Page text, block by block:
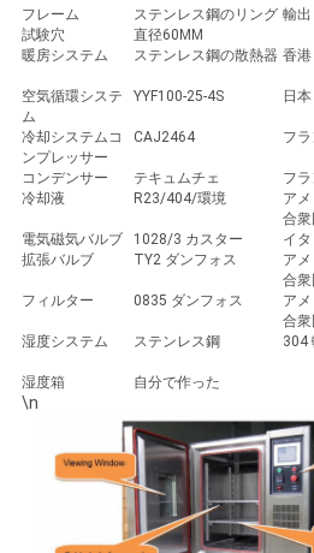
フレーム
ステンレス鋼のリング 輸出
試験穴
直径60MM
暖房システム
ステンレス鋼の散熱器 香港
空気循環システ
ム
YYF100-25-4S 日本
冷却システムコ
ンプレッサー
CAJ2464 フラ
コンデンサー テキュムチェ フラ
冷却液
R23/404/環境
アメ
合衆
電気磁気バルブ 1028/3 カスター イ
拡張バルブ
TY2 ダンフォス
アメ
合衆
フィルター
0835 ダンフォス
アメ
合衆
湿度システム
ステンレス鋼 304
湿度箱
自分で作った
\n